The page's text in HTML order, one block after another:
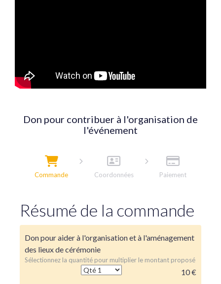
Don pour contribuer à l'organisation de
l'événement
Commande Coordonnées Paiement
Résumé de la commande
Don pour aider à l'organisation et à l'aménagement
des lieux de cérémonie
Sélectionnez la quantité pour multiplier le montant proposé
10 €